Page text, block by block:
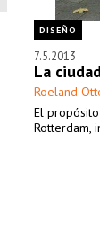
DISEÑO
7.5.2013
La
Roeland
El
Rotterdam,